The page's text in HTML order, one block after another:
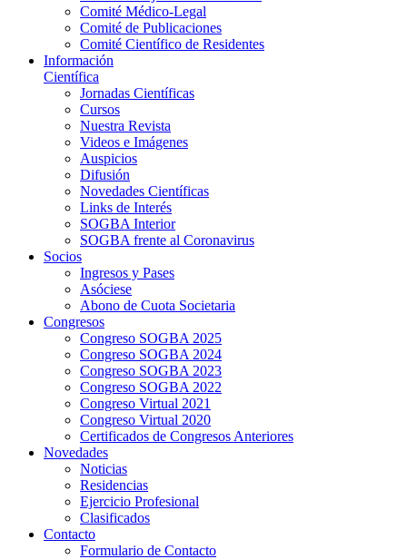
Comité Médico-Legal
Comité de Publicaciones
Comité Científico de Residentes
Información
Científica
Jornadas Científicas
Cursos
Nuestra Revista
Videos e Imágenes
Auspicios
Difusión
Novedades Científicas
Links de Interés
SOGBA Interior
SOGBA frente al Coronavirus
Socios
Ingresos y Pases
Asóciese
Abono de Cuota Societaria
Congresos
Congreso SOGBA 2025
Congreso SOGBA 2024
Congreso SOGBA 2023
Congreso SOGBA 2022
Congreso Virtual 2021
Congreso Virtual 2020
Certificados de Congresos Anteriores
Novedades
Noticias
Residencias
Ejercicio Profesional
Clasificados
Contacto
Formulario de Contacto